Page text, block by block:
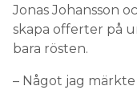
Jonas Johansson
skapa offerter på
bara rösten.
– Något jag